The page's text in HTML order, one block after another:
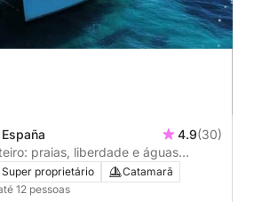
4.9(30)
praias, liberdade e águas
Super proprietário
Catamarã
12 pessoas